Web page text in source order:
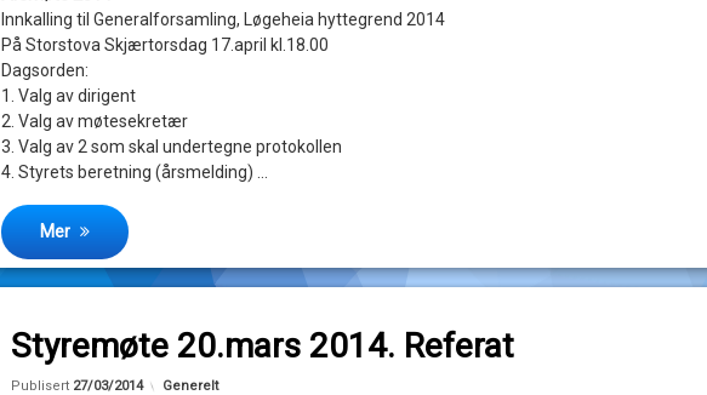
Innkalling til Generalforsamling, Løgeheia hyttegrend 2014
På Storstova Skjærtorsdag 17.april kl.18.00
Dagsorden:
1. Valg av dirigent
2. Valg av møtesekretær
3. Valg av 2 som skal undertegne protokollen
4. Styrets beretning (årsmelding) …
Mer
Styremøte 20.mars 2014. Referat
Publisert 27/03/2014
Oppdatert
Kategorier:
Generelt